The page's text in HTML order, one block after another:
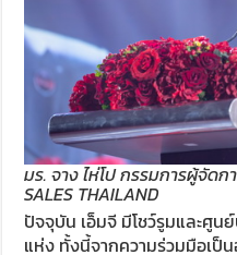
มร. จาง ไห่โป กรรมการผู้จัดก
SALES THAILAND
ปัจจุบัน เอ็มจี มีโชว์รูมและศูน
แห่ง ทั้งนี้จากความร่วมมือเป็